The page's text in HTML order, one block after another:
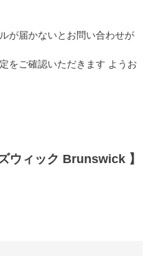
が届かないとお問い合わせが
をご確認いただきます ようお
ウィック Brunswick 】